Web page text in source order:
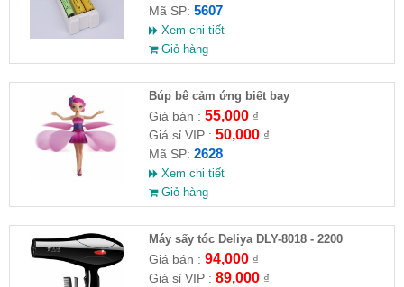
Mã SP: 5607
Xem chi tiết
Giỏ hàng
​Búp bê cảm ứng biết bay
Giá bán : 55,000₫
Giá sỉ VIP : 50,000₫
Mã SP: 2628
Xem chi tiết
Giỏ hàng
Máy sấy tóc Deliya DLY-8018 - 2200
Giá bán : 94,000₫
Giá sỉ VIP : 89,000₫